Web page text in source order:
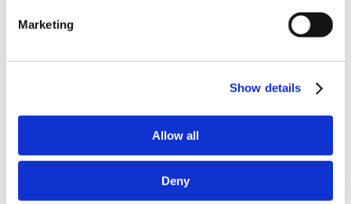
Marketing
Show details
Allow all
Deny
Kategorien
PartnerErfolg
Juli 2021